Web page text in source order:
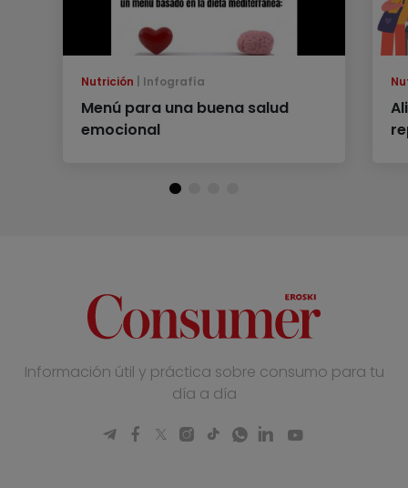
Nutrición Infografía
Menú para una buena salud
emocional
Información útil y práctica sobre consumo para tu
día a día